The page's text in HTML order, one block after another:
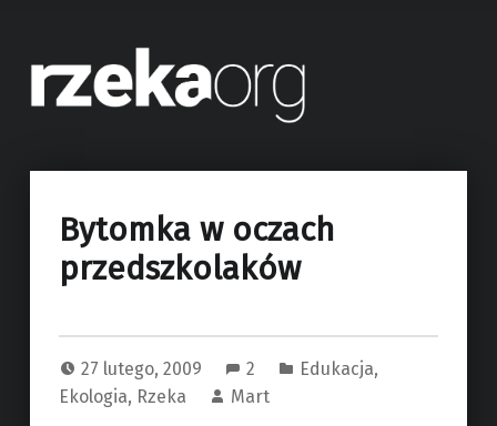
Ekoblog o rzece Bytomce. Rzeka mająca swe źródło w mieście Bytom.
Bytomka w oczach
przedszkolaków
27 lutego, 2009 2 Edukacja,
Ekologia, Rzeka Mart